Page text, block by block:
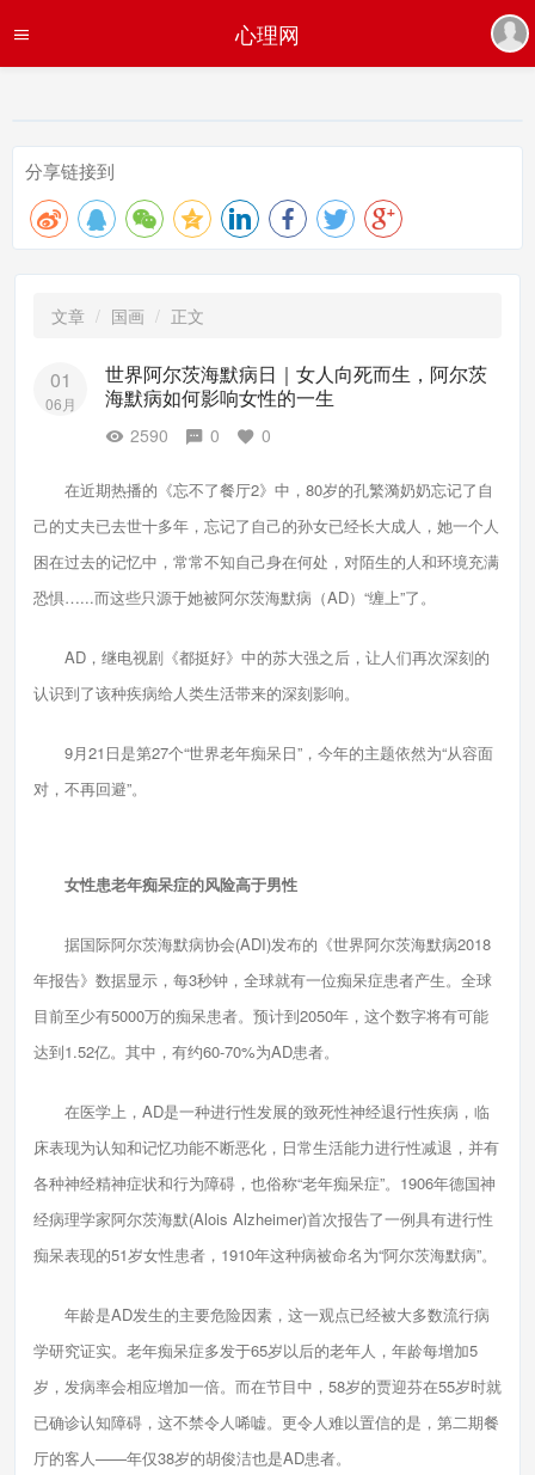
心理网
分享链接到
文章 国画 正文
01
06月
世界阿尔茨海默病日｜女人向死而生，阿尔茨
海默病如何影响女性的一生
2590 0 0
在近期热播的《忘不了餐厅2》中，80岁的孔繁漪奶奶忘记了自
己的丈夫已去世十多年，忘记了自己的孙女已经长大成人，她一个人
困在过去的记忆中，常常不知自己身在何处，对陌生的人和环境充满
恐惧…...而这些只源于她被阿尔茨海默病（AD）“缠上”了。
AD，继电视剧《都挺好》中的苏大强之后，让人们再次深刻的
认识到了该种疾病给人类生活带来的深刻影响。
9月21日是第27个“世界老年痴呆日”，今年的主题依然为“从容面
对，不再回避”。
女性患老年痴呆症的风险高于男性
据国际阿尔茨海默病协会(ADI)发布的《世界阿尔茨海默病2018
年报告》数据显示，每3秒钟，全球就有一位痴呆症患者产生。全球
目前至少有5000万的痴呆患者。预计到2050年，这个数字将有可能
达到1.52亿。其中，有约60-70%为AD患者。
在医学上，AD是一种进行性发展的致死性神经退行性疾病，临
床表现为认知和记忆功能不断恶化，日常生活能力进行性减退，并有
各种神经精神症状和行为障碍，也俗称“老年痴呆症”。1906年德国神
经病理学家阿尔茨海默(Alois Alzheimer)首次报告了一例具有进行性
痴呆表现的51岁女性患者，1910年这种病被命名为“阿尔茨海默病”。
年龄是AD发生的主要危险因素，这一观点已经被大多数流行病
学研究证实。老年痴呆症多发于65岁以后的老年人，年龄每增加5
岁，发病率会相应增加一倍。而在节目中，58岁的贾迎芬在55岁时就
已确诊认知障碍，这不禁令人唏嘘。更令人难以置信的是，第二期餐
厅的客人——年仅38岁的胡俊洁也是AD患者。